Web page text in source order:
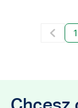
1